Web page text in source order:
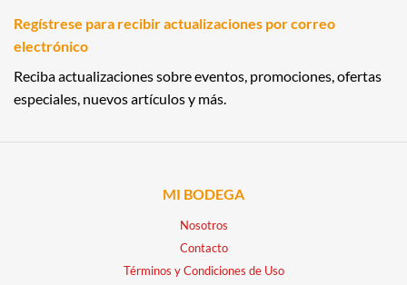
Regístrese para recibir actualizaciones por correo
electrónico
Reciba actualizaciones sobre eventos, promociones, ofertas
especiales, nuevos artículos y más.
MI BODEGA
Nosotros
Contacto
Términos y Condiciones de Uso